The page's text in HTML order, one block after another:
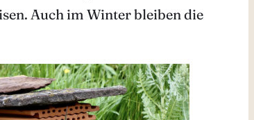
Auch im Winter bleiben die